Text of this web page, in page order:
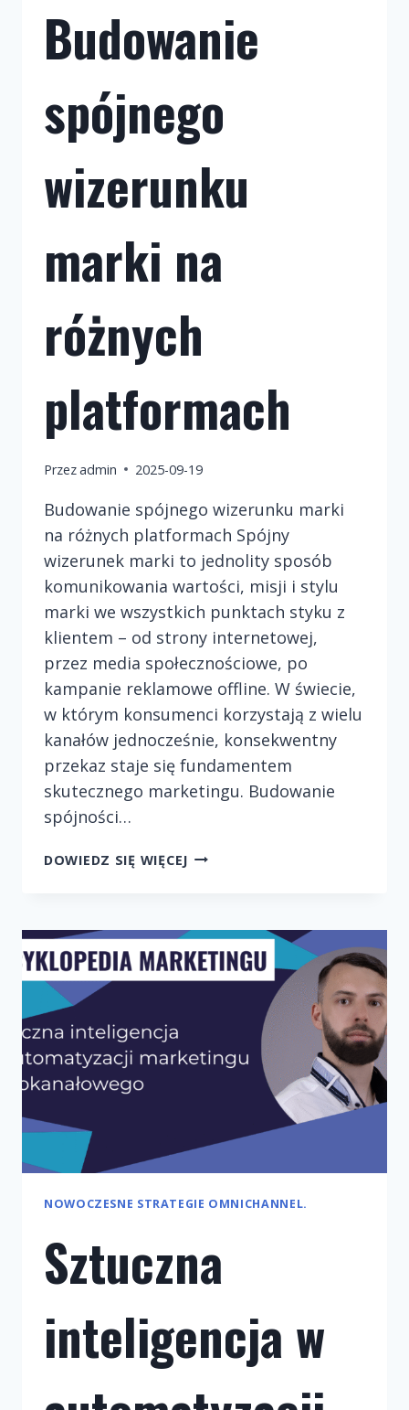
Budowanie
spójnego
wizerunku
marki na
różnych
platformach
Przezadmin 2025-09-19
Budowanie spójnego wizerunku marki
na różnych platformach Spójny
wizerunek marki to jednolity sposób
komunikowania wartości, misji i stylu
marki we wszystkich punktach styku z
klientem – od strony internetowej,
przez media społecznościowe, po
kampanie reklamowe offline. W świecie,
w którym konsumenci korzystają z wielu
kanałów jednocześnie, konsekwentny
przekaz staje się fundamentem
skutecznego marketingu. Budowanie
spójności…
DOWIEDZ SIĘ WIĘCEJBUDOWANIE
NA
RÓŻNYCH
PLATFORMACH
NOWOCZESNE STRATEGIE OMNICHANNEL.
Sztuczna
inteligencja w